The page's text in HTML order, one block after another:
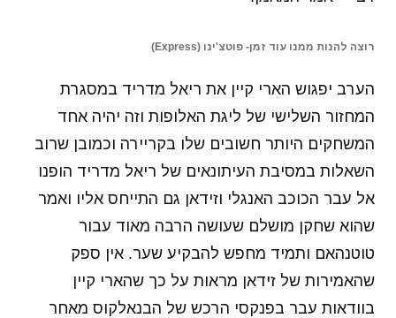
רוצה להנות ממנו עוד זמן- פוטצ'ינו (Express)
הערב יפגוש הארי קיין את ריאל מדריד במסגרת
המחזור השלישי של ליגת האלופות וזה יהיה אחד
המשחקים היותר חשובים שלו בקריירה וכמובן שרוב
השאלות במסיבת העיתונאים של ריאל מדריד הופנו
אל עבר הכוכב האנגלי וזידאן גם התייחס אליו ואמר
שהוא שחקן מושלם שעושה הרבה מאוד עבור
טוטנהאם ותמיד מחפש להבקיע שער. אין ספק
שהאמירות של זידאן מראות על כך שהארי קיין
בוודאות עבר בפנקסי הרכש של הבנאלקוס מאחר